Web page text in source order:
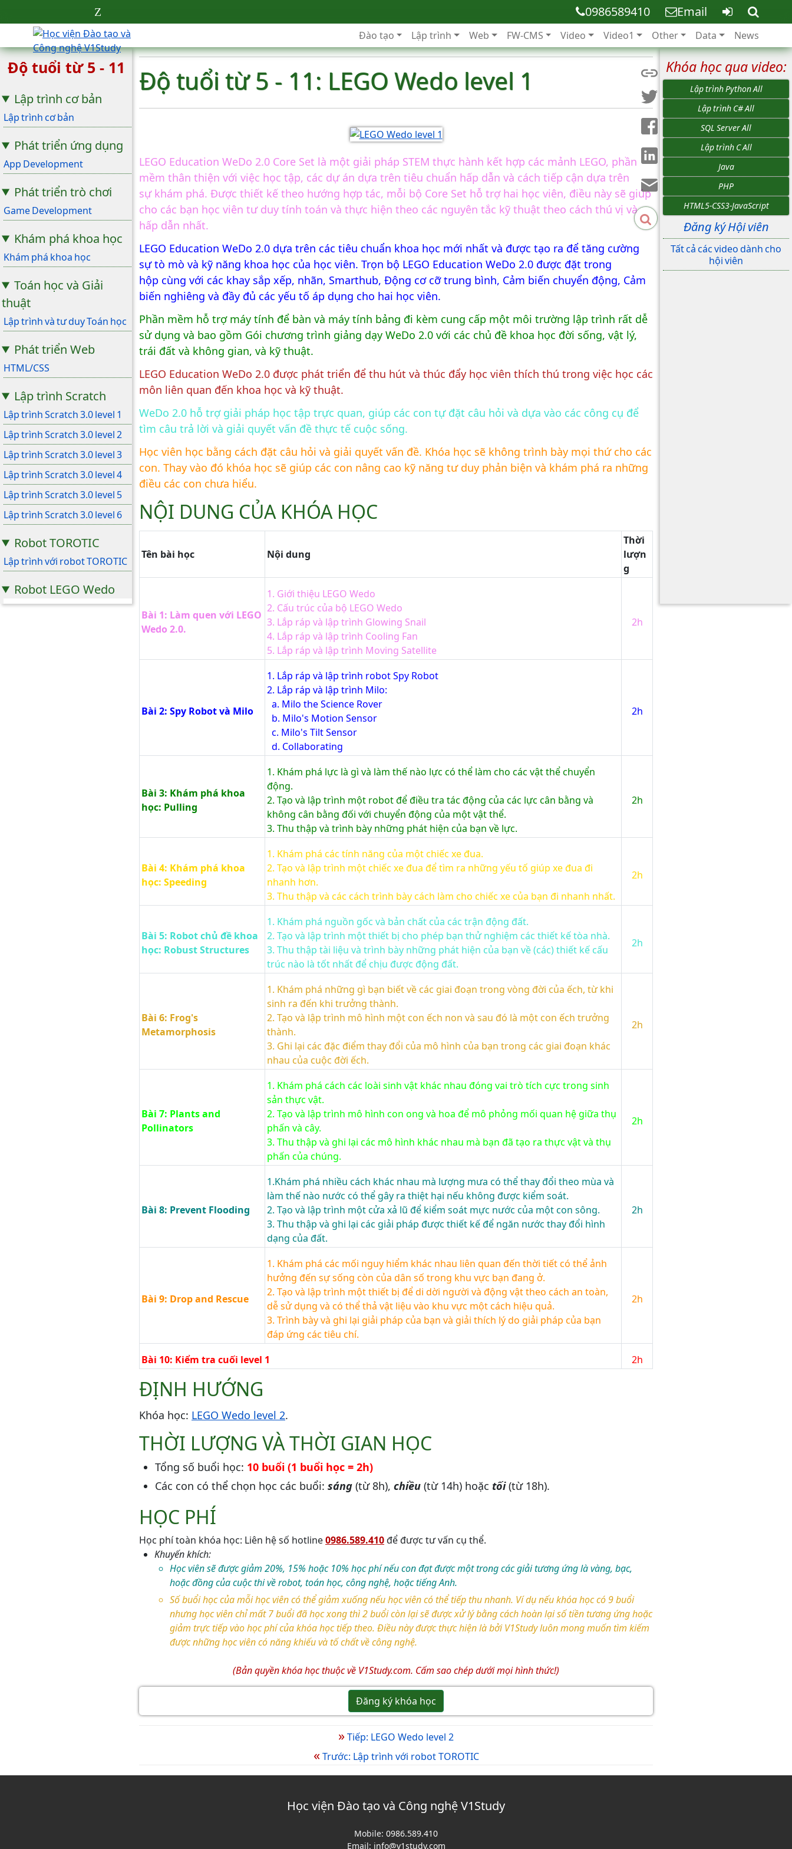
0986589410 Email
Đào tạo Lập trình Web FW-CMS Video Video1 Other Data News
Độ tuổi từ 5 - 11
Lập trình cơ bản
Lập trình cơ bản
Phát triển ứng dụng
App Development
Phát triển trò chơi
Game Development
Khám phá khoa học
Khám phá khoa học
Toán học và Giải
thuật
Lập trình và tư duy Toán học
Phát triển Web
HTML/CSS
Lập trình Scratch
Lập trình Scratch 3.0 level 1
Lập trình Scratch 3.0 level 2
Lập trình Scratch 3.0 level 3
Lập trình Scratch 3.0 level 4
Lập trình Scratch 3.0 level 5
Lập trình Scratch 3.0 level 6
Robot TOROTIC
Lập trình với robot TOROTIC
Robot LEGO Wedo
LEGO Wedo level 1
Độ tuổi từ 5 - 11: LEGO Wedo level 1
LEGO Education WeDo 2.0 Core Set là một giải pháp STEM thực hành kết hợp các mảnh LEGO, phần
mềm thân thiện với việc học tập, các dự án dựa trên tiêu chuẩn hấp dẫn và cách tiếp cận dựa trên
sự khám phá. Được thiết kế theo hướng hợp tác, mỗi bộ Core Set hỗ trợ hai học viên, điều này sẽ giúp
cho các bạn học viên tư duy tính toán và thực hiện theo các nguyên tắc kỹ thuật theo cách thú vị và
hấp dẫn nhất.
LEGO Education WeDo 2.0 dựa trên các tiêu chuẩn khoa học mới nhất và được tạo ra để tăng cường
sự tò mò và kỹ năng khoa học của học viên. Trọn bộ LEGO Education WeDo 2.0 được đặt trong
hộp cùng với các khay sắp xếp, nhãn, Smarthub, Động cơ cỡ trung bình, Cảm biến chuyển động, Cảm
biến nghiêng và đầy đủ các yếu tố áp dụng cho hai học viên.
Phần mềm hỗ trợ máy tính để bàn và máy tính bảng đi kèm cung cấp một môi trường lập trình rất dễ
sử dụng và bao gồm Gói chương trình giảng dạy WeDo 2.0 với các chủ đề khoa học đời sống, vật lý,
trái đất và không gian, và kỹ thuật.
LEGO Education WeDo 2.0 được phát triển để thu hút và thúc đẩy học viên thích thú trong việc học các
môn liên quan đến khoa học và kỹ thuật.
WeDo 2.0 hỗ trợ giải pháp học tập trực quan, giúp các con tự đặt câu hỏi và dựa vào các công cụ để
tìm câu trả lời và giải quyết vấn đề thực tế cuộc sống.
Học viên học bằng cách đặt câu hỏi và giải quyết vấn đề. Khóa học sẽ không trình bày mọi thứ cho các
con. Thay vào đó khóa học sẽ giúp các con nâng cao kỹ năng tư duy phản biện và khám phá ra những
điều các con chưa hiểu.
NỘI DUNG CỦA KHÓA HỌC
Tên bài học Nội dung
Thời
lượn
g
Bài 1: Làm quen với LEGO
Wedo 2.0.
1. Giới thiệu LEGO Wedo
2. Cấu trúc của bộ LEGO Wedo
3. Lắp ráp và lập trình Glowing Snail
4. Lắp ráp và lập trình Cooling Fan
5. Lắp ráp và lập trình Moving Satellite
2h
Bài 2: Spy Robot và Milo
1. Lắp ráp và lập trình robot Spy Robot
2. Lắp ráp và lập trình Milo:
a. Milo the Science Rover
b. Milo's Motion Sensor
c. Milo's Tilt Sensor
d. Collaborating
2h
Bài 3: Khám phá khoa
học: Pulling
1. Khám phá lực là gì và làm thế nào lực có thể làm cho các vật thể chuyển
động.
2. Tạo và lập trình một robot để điều tra tác động của các lực cân bằng và
không cân bằng đối với chuyển động của một vật thể.
3. Thu thập và trình bày những phát hiện của bạn về lực.
2h
Bài 4: Khám phá khoa
học: Speeding
1. Khám phá các tính năng của một chiếc xe đua.
2. Tạo và lập trình một chiếc xe đua để tìm ra những yếu tố giúp xe đua đi
nhanh hơn.
3. Thu thập và các cách trình bày cách làm cho chiếc xe của bạn đi nhanh nhất.
2h
Bài 5: Robot chủ đề khoa
học: Robust Structures
1. Khám phá nguồn gốc và bản chất của các trận động đất.
2. Tạo và lập trình một thiết bị cho phép bạn thử nghiệm các thiết kế tòa nhà.
3. Thu thập tài liệu và trình bày những phát hiện của bạn về (các) thiết kế cấu
trúc nào là tốt nhất để chịu được động đất.
2h
Bài 6: Frog's
Metamorphosis
1. Khám phá những gì bạn biết về các giai đoạn trong vòng đời của ếch, từ khi
sinh ra đến khi trưởng thành.
2. Tạo và lập trình mô hình một con ếch non và sau đó là một con ếch trưởng
thành.
3. Ghi lại các đặc điểm thay đổi của mô hình của bạn trong các giai đoạn khác
nhau của cuộc đời ếch.
2h
Bài 7: Plants and
Pollinators
1. Khám phá cách các loài sinh vật khác nhau đóng vai trò tích cực trong sinh
sản thực vật.
2. Tạo và lập trình mô hình con ong và hoa để mô phỏng mối quan hệ giữa thụ
phấn và cây.
3. Thu thập và ghi lại các mô hình khác nhau mà bạn đã tạo ra thực vật và thụ
phấn của chúng.
2h
Bài 8: Prevent Flooding
1.Khám phá nhiều cách khác nhau mà lượng mưa có thể thay đổi theo mùa và
làm thế nào nước có thể gây ra thiệt hại nếu không được kiểm soát.
2. Tạo và lập trình một cửa xả lũ để kiểm soát mực nước của một con sông.
3. Thu thập và ghi lại các giải pháp được thiết kế để ngăn nước thay đổi hình
dạng của đất.
2h
Bài 9: Drop and Rescue
1. Khám phá các mối nguy hiểm khác nhau liên quan đến thời tiết có thể ảnh
hưởng đến sự sống còn của dân số trong khu vực bạn đang ở.
2. Tạo và lập trình một thiết bị để di dời người và động vật theo cách an toàn,
dễ sử dụng và có thể thả vật liệu vào khu vực một cách hiệu quả.
3. Trình bày và ghi lại giải pháp của bạn và giải thích lý do giải pháp của bạn
đáp ứng các tiêu chí.
2h
Bài 10: Kiểm tra cuối level 1 2h
ĐỊNH HƯỚNG
Khóa học: LEGO Wedo level 2.
THỜI LƯỢNG VÀ THỜI GIAN HỌC
Tổng số buổi học: 10 buổi (1 buổi học = 2h)
Các con có thể chọn học các buổi:sáng (từ 8h),chiều (từ 14h) hoặc tối(từ 18h).
HỌC PHÍ
Học phí toàn khóa học: Liên hệ số hotline0986.589.410để được tư vấn cụ thể.
Khuyến khích:
Học viên sẽ được giảm 20%, 15% hoặc 10% học phí nếu con đạt được một trong các giải tương ứng là vàng, bạc,
hoặc đồng của cuộc thi về robot, toán học, công nghệ, hoặc tiếng Anh.
Số buổi học của mỗi học viên có thể giảm xuống nếu học viên có thể tiếp thu nhanh. Ví dụ nếu khóa học có 9 buổi
nhưng học viên chỉ mất 7 buổi đã học xong thì 2 buổi còn lại sẽ được xử lý bằng cách hoàn lại số tiền tương ứng hoặc
giảm trực tiếp vào học phí của khóa học tiếp theo. Điều này được thực hiện là bởi V1Study luôn mong muốn tìm kiếm
được những học viên có năng khiếu và tố chất về công nghệ.
(Bản quyền khóa học thuộc về V1Study.com. Cấm sao chép dưới mọi hình thức!)
Đăng ký khóa học
»Tiếp: LEGO Wedo level 2
«Trước: Lập trình với robot TOROTIC
Khóa học qua video:
Lập trình Python All
Lập trình C# All
SQL Server All
Lập trình C All
Java
PHP
HTML5-CSS3-JavaScript
Đăng ký Hội viên
Tất cả các video dành cho
hội viên
Học viện Đào tạo và Công nghệ V1Study
Mobile: 0986.589.410
Email: info@v1study.com